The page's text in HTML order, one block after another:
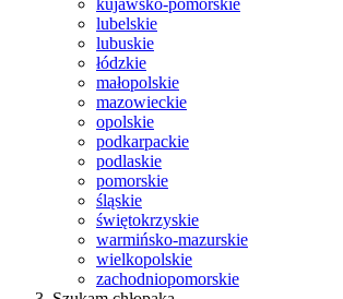
kujawsko-pomorskie
lubelskie
lubuskie
łódzkie
małopolskie
mazowieckie
opolskie
podkarpackie
podlaskie
pomorskie
śląskie
świętokrzyskie
warmińsko-mazurskie
wielkopolskie
zachodniopomorskie